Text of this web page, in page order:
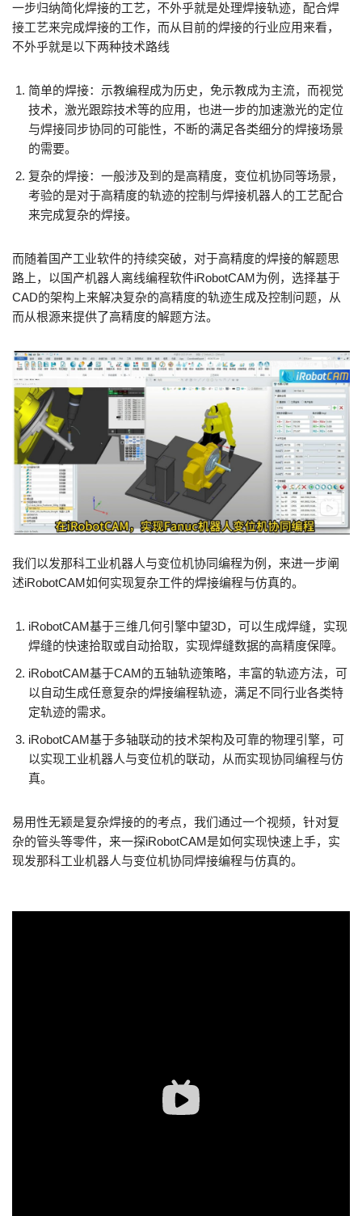
一步归纳简化焊接的工艺，不外乎就是处理焊接轨迹，配合焊
接工艺来完成焊接的工作，而从目前的焊接的行业应用来看，
不外乎就是以下两种技术路线
简单的焊接：示教编程成为历史，免示教成为主流，而视觉
技术，激光跟踪技术等的应用，也进一步的加速激光的定位
与焊接同步协同的可能性，不断的满足各类细分的焊接场景
的需要。
复杂的焊接：一般涉及到的是高精度，变位机协同等场景，
考验的是对于高精度的轨迹的控制与焊接机器人的工艺配合
来完成复杂的焊接。
而随着国产工业软件的持续突破，对于高精度的焊接的解题思
路上，以国产机器人离线编程软件iRobotCAM为例，选择基于
CAD的架构上来解决复杂的高精度的轨迹生成及控制问题，从
而从根源来提供了高精度的解题方法。
我们以发那科工业机器人与变位机协同编程为例，来进一步阐
述iRobotCAM如何实现复杂工件的焊接编程与仿真的。
iRobotCAM基于三维几何引擎中望3D，可以生成焊缝，实现
焊缝的快速拾取或自动拾取，实现焊缝数据的高精度保障。
iRobotCAM基于CAM的五轴轨迹策略，丰富的轨迹方法，可
以自动生成任意复杂的焊接编程轨迹，满足不同行业各类特
定轨迹的需求。
iRobotCAM基于多轴联动的技术架构及可靠的物理引擎，可
以实现工业机器人与变位机的联动，从而实现协同编程与仿
真。
易用性无颖是复杂焊接的的考点，我们通过一个视频，针对复
杂的管头等零件，来一探iRobotCAM是如何实现快速上手，实
现发那科工业机器人与变位机协同焊接编程与仿真的。